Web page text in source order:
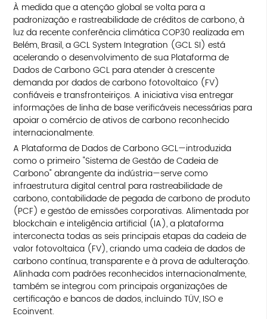
À medida que a atenção global se volta para a
padronização e rastreabilidade de créditos de carbono, à
luz da recente conferência climática COP30 realizada em
Belém, Brasil, a GCL System Integration (GCL SI) está
acelerando o desenvolvimento de sua Plataforma de
Dados de Carbono GCL para atender à crescente
demanda por dados de carbono fotovoltaico (FV)
confiáveis e transfronteiriços. A iniciativa visa entregar
informações de linha de base verificáveis necessárias para
apoiar o comércio de ativos de carbono reconhecido
internacionalmente.
A Plataforma de Dados de Carbono GCL—introduzida
como o primeiro "Sistema de Gestão de Cadeia de
Carbono" abrangente da indústria—serve como
infraestrutura digital central para rastreabilidade de
carbono, contabilidade de pegada de carbono de produto
(PCF) e gestão de emissões corporativas. Alimentada por
blockchain e inteligência artificial (IA), a plataforma
interconecta todas as seis principais etapas da cadeia de
valor fotovoltaica (FV), criando uma cadeia de dados de
carbono contínua, transparente e à prova de adulteração.
Alinhada com padrões reconhecidos internacionalmente,
também se integrou com principais organizações de
certificação e bancos de dados, incluindo TÜV, ISO e
Ecoinvent.